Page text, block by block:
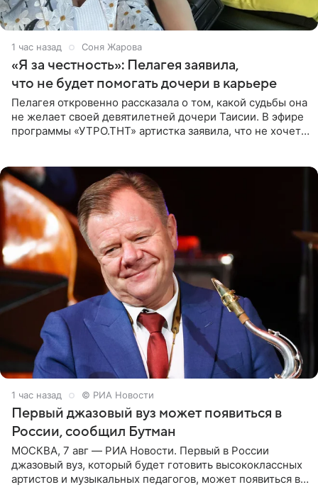
1 час назад Соня Жарова
«Я за честность»: Пелагея заявила,
что не будет помогать дочери в карьере
Пелагея откровенно рассказала о том, какой судьбы она
не желает своей девятилетней дочери Таисии. В эфире
программы «УТРО.ТНТ» артистка заявила, что не хочет
1 час назад © РИА Новости
Первый джазовый вуз может появиться в
России, сообщил Бутман
МОСКВА, 7 авг — РИА Новости. Первый в России
джазовый вуз, который будет готовить высококлассных
артистов и музыкальных педагогов, может появиться в